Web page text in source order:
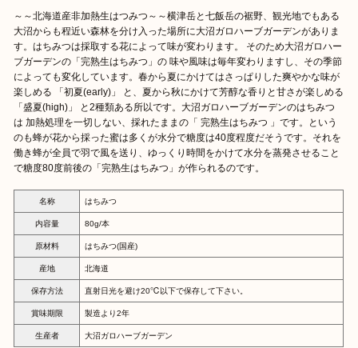
～～北海道産非加熱生はつみつ～～横津岳と七飯岳の裾野、観光地でもある
大沼からも程近い森林を分け入った場所に大沼ガロハーブガーデンがありま
す。はちみつは採取する花によって味が変わります。 そのため大沼ガロハー
ブガーデンの「完熟生はちみつ」の 味や風味は毎年変わりますし、その季節
によっても変化しています。春から夏にかけてはさっぱりした爽やかな味が
楽しめる 「初夏(early)」 と、夏から秋にかけて芳醇な香りと甘さが楽しめる
「盛夏(high)」 と2種類ある所以です。大沼ガロハーブガーデンのはちみつ
は 加熱処理を一切しない、採れたままの「 完熟生はちみつ 」です。という
のも蜂が花から採った蜜は多くが水分で糖度は40度程度だそうです。それを
働き蜂が全員で羽で風を送り、ゆっくり時間をかけて水分を蒸発させること
で糖度80度前後の「完熟生はちみつ」が作られるのです。
名称 はちみつ
内容量 80g/本
原材料 はちみつ(国産)
産地 北海道
保存方法 直射日光を避け20℃以下で保存して下さい。
賞味期限 製造より2年
生産者 大沼ガロハーブガーデン